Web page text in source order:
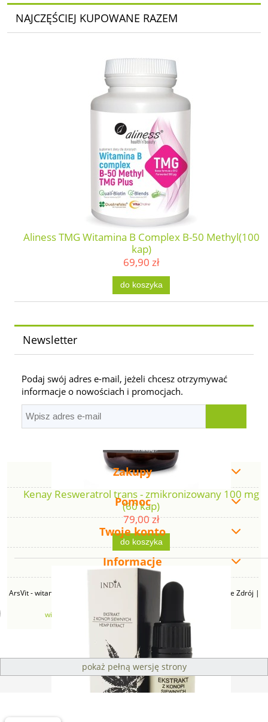
NAJCZĘŚCIEJ KUPOWANE RAZEM
Aliness TMG Witamina B Complex B-50 Methyl(100
kap)
69,90 zł
do koszyka
Kenay Resweratrol trans - zmikronizowany 100 mg
(60 kap)
79,00 zł
do koszyka
Newsletter
Podaj swój adres e-mail, jeżeli chcesz otrzymywać
informacje o nowościach i promocjach.
Zakupy
Pomoc
Twoje konto
Informacje
ArsVit - witaminyswanson.pl | ul. Zimowa 49B, 43-230 Goczałkowice Zdrój |
NIP: 6381219140 | REGON: 276280385 | Email:
witaminyswanson@gmail.com
| Telefon: 665 626 833
pokaż pełną wersję strony
Sklep internetowy Shoper Premium